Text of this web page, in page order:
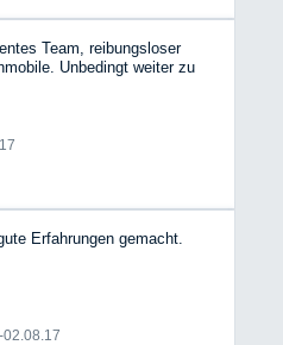
Team, reibungsloser
Unbedingt weiter zu
Erfahrungen gemacht.
02.08.17